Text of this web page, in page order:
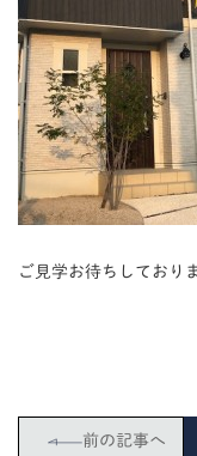
ご見学お待ちしており
前の記事へ